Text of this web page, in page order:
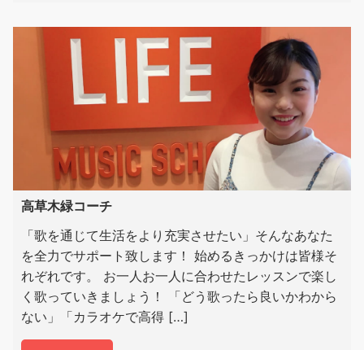
高草木緑コーチ
「歌を通じて生活をより充実させたい」そんなあなた
を全力でサポート致します！ 始めるきっかけは皆様そ
れぞれです。 お一人お一人に合わせたレッスンで楽し
く歌っていきましょう！ 「どう歌ったら良いかわから
ない」「カラオケで高得 […]